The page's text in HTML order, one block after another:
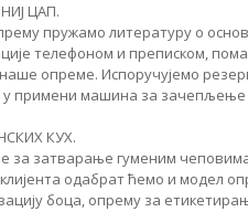
ЦАП.
пружамо литературу о
телефоном и преписком,
опреме. Испоручујемо
у примени машина за
КУХ.
за затварање гуменим
одабрат ћемо и модел
боца, опрему за